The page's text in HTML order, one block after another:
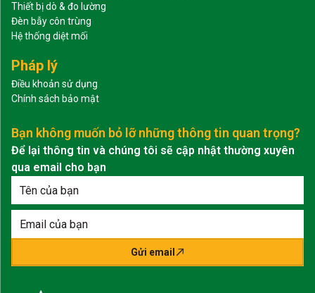
Thiết bị dò & đo lường
Đèn bẫy côn trùng
Hệ thống diệt mối
Pháp lý
Điều khoản sử dụng
Chính sách bảo mật
Bạn không muốn bỏ lỡ những thông tin quan trọng?
Để lại thông tin và chúng tôi sẽ cập nhật thường xuyên
qua email cho bạn
Gửi email